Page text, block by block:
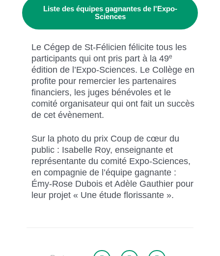
Liste des équipes gagnantes de l'Expo-
Sciences
Le Cégep de St-Félicien félicite tous les
participants qui ont pris part à la 49e
édition de l’Expo-Sciences. Le Collège en
profite pour remercier les partenaires
financiers, les juges bénévoles et le
comité organisateur qui ont fait un succès
de cet évènement.
Sur la photo du prix Coup de cœur du
public : Isabelle Roy, enseignante et
représentante du comité Expo-Sciences,
en compagnie de l’équipe gagnante :
Émy-Rose Dubois et Adèle Gauthier pour
leur projet « Une étude florissante ».